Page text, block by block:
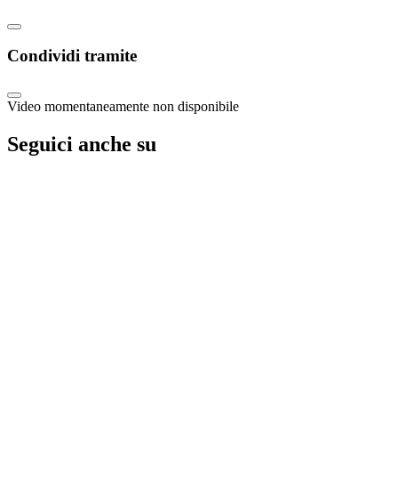
Condividi tramite
Video momentaneamente non disponibile
Seguici anche su